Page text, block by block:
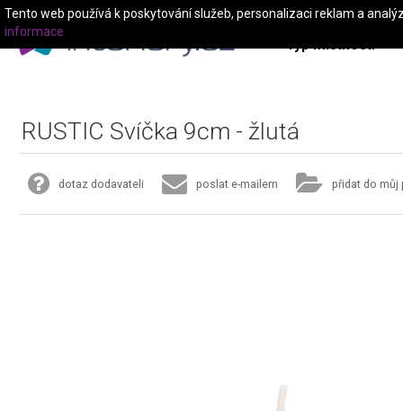
Typ místnosti
RUSTIC Svíčka 9cm - žlutá
dotaz dodavateli poslat e-mailem přidat do můj
Tento web používá k poskytování služeb, personalizaci reklam a
informace